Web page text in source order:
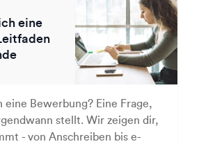
eine
eine Bewerbung? Eine Frage,
stellt. Wir zeigen dir,
- von Anschreiben bis e-